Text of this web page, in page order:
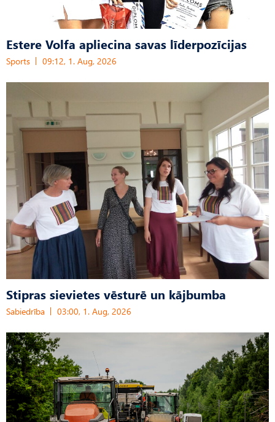
Estere Volfa apliecina savas līderpozīcijas
Sports 09:12, 1. Aug, 2026
Stipras sievietes vēsturē un kājbumba
Sabiedrība 03:00, 1. Aug, 2026